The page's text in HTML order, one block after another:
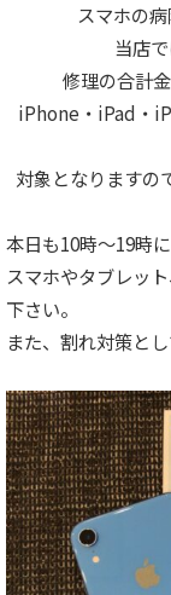
スマホの
当店
修理の合計
iPhone・iPad・
対象となりますの
本日も10時～19時
スマホやタブレッ
下さい。
また、割れ対策と